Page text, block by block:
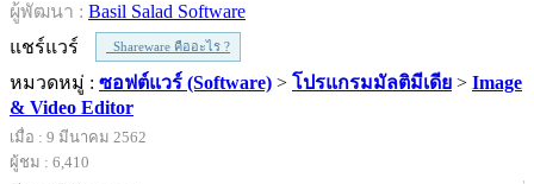
ผู้พัฒนา : Basil Salad Software
แชร์แวร์
Shareware คืออะไร ?
หมวดหมู่ : ซอฟต์แวร์ (Software) > โปรแกรมมัลติมีเดีย > Image
& Video Editor
เมื่อ : 9 มีนาคม 2562
ผู้ชม : 6,410